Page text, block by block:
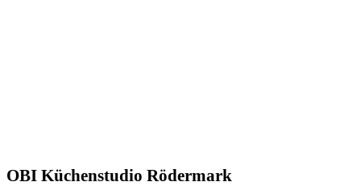
OBI Küchenstudio Rödermark